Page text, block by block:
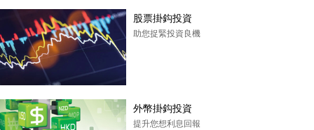
股票掛鈎投資
助您捉緊投資良機
外幣掛鈎投資
提升您想利息回報